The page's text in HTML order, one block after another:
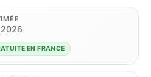
2026
EN FRANCE